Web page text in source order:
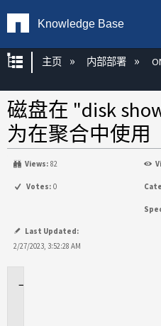
Knowledge Base
扩展/隐缩全局层次
主页 内部部署
磁盘在 "disk
为在聚合中使用
Views: 82
Votes: 0
Last Updated:
2/27/2023, 3:52:28 AM